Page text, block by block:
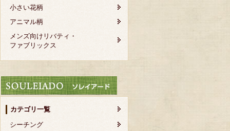
小さい花柄
アニマル柄
メンズ向けリバティ・
ファブリックス
カテゴリ一覧
シーチング